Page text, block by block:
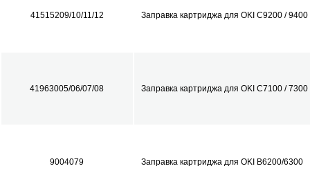
41515209/10/11/12 Заправка картриджа для OKI C9200 / 9400
41963005/06/07/08 Заправка картриджа для OKI C7100 / 7300
9004079 Заправка картриджа для OKI B6200/6300